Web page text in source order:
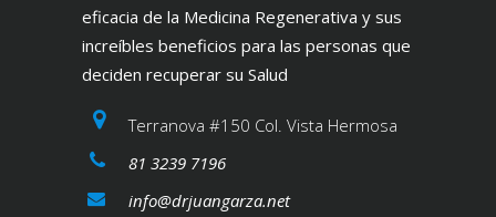
eficacia de la Medicina Regenerativa y sus
increíbles beneficios para las personas que
deciden recuperar su Salud
Terranova #150 Col. Vista Hermosa
81 3239 7196
info@drjuangarza.net